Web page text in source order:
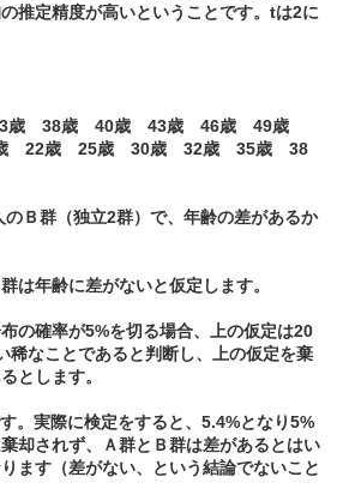
推定精度が高いということです。tは2に
38歳 40歳 43歳 46歳 49歳
22歳 25歳 30歳 32歳 35歳 38
Ｂ群（独立2群）で、年齢の差があるか
は年齢に差がないと仮定します。
の確率が5%を切る場合、上の仮定は20
稀なことであると判断し、上の仮定を棄
とします。
。実際に検定をすると、5.4%となり5%
却されず、Ａ群とＢ群は差があるとはい
ます（差がない、という結論でないこと